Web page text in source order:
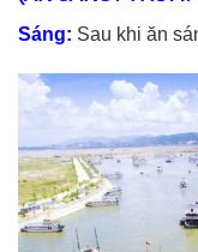
Sáng: Sau khi ăn